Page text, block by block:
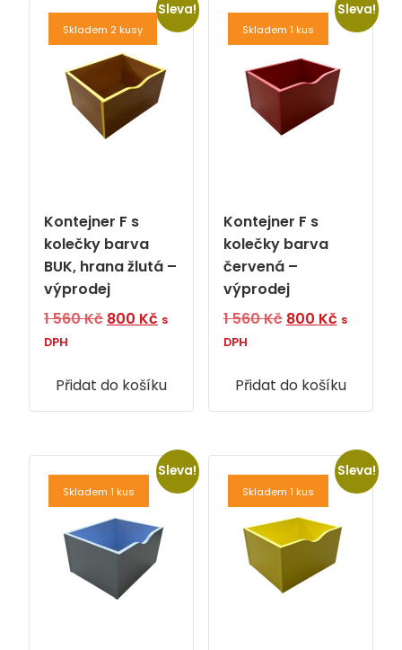
Sleva!
Skladem 2 kusy
Kontejner F s
kolečky barva
BUK, hrana žlutá –
výprodej
1 560Kč Původní
1
560 Kč.
800 Kč Aktuální
800 Kč.
s
DPH
Přidat do košíku
Sleva!
Skladem 1 kus
Kontejner F s
kolečky barva
červená –
výprodej
1 560Kč Původní
1
560 Kč.
800 KčAktuální
800 Kč.
s
DPH
Přidat do košíku
Sleva!
Skladem 1 kus
Sleva!
Skladem 1 kus